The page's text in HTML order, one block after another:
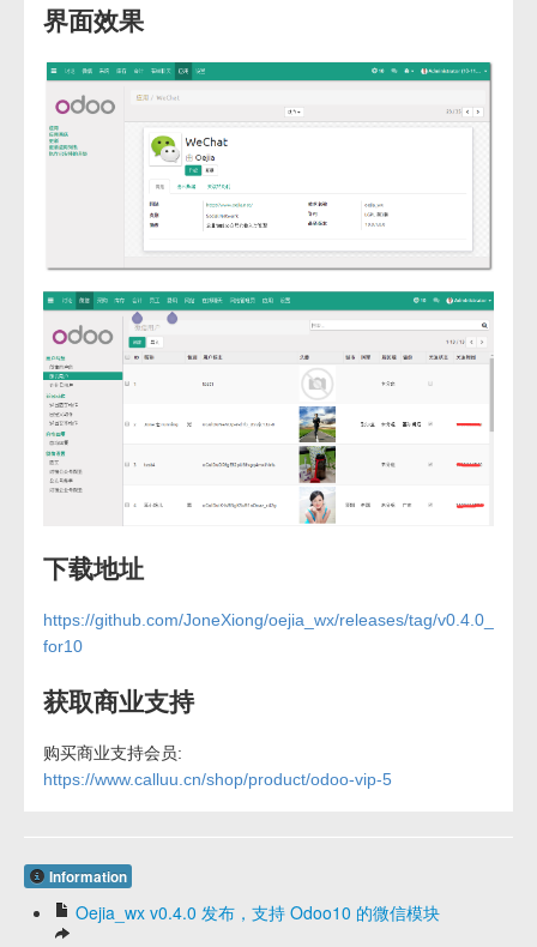
界面效果
下载地址
https://github.com/JoneXiong/oejia_wx/releases/tag/v0.4.0_
for10
获取商业支持
购买商业支持会员:
https://www.calluu.cn/shop/product/odoo-vip-5
Information
Oejia_wx v0.4.0 发布，支持 Odoo10 的微信模块